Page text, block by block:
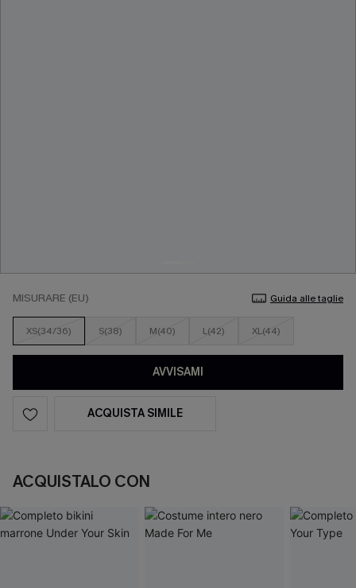
MISURARE (EU) Guida alle taglie
XS(34/36) S(38) M(40) L(42) XL(44)
AVVISAMI
ACQUISTA SIMILE
ACQUISTALO CON